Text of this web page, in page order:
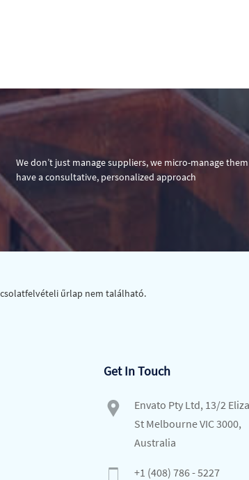
We don’t just manage suppliers, we micro-manage
have a consultative, personalized approach
űrlap nem található.
Get In Touch
Envato Pty Ltd, 13/2
St Melbourne VIC 3000,
Australia
+1 (408) 786 - 5227